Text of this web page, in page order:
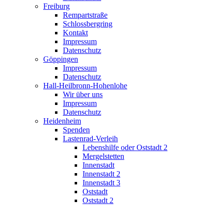
Freiburg
Rempartstraße
Schlossbergring
Kontakt
Impressum
Datenschutz
Göppingen
Impressum
Datenschutz
Hall-Heilbronn-Hohenlohe
Wir über uns
Impressum
Datenschutz
Heidenheim
Spenden
Lastenrad-Verleih
Lebenshilfe oder Oststadt 2
Mergelstetten
Innenstadt
Innenstadt 2
Innenstadt 3
Oststadt
Oststadt 2